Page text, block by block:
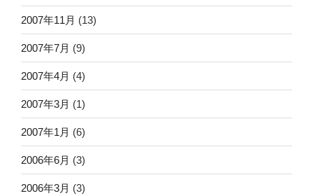
2007年11月 (13)
2007年7月 (9)
2007年4月 (4)
2007年3月 (1)
2007年1月 (6)
2006年6月 (3)
2006年3月 (3)